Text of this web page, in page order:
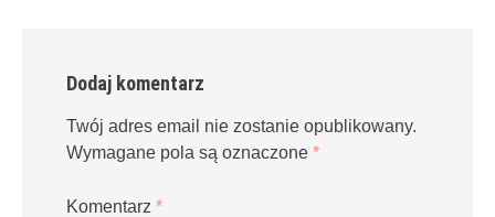
Dodaj komentarz
Twój adres email nie zostanie opublikowany.
Wymagane pola są oznaczone *
Komentarz *